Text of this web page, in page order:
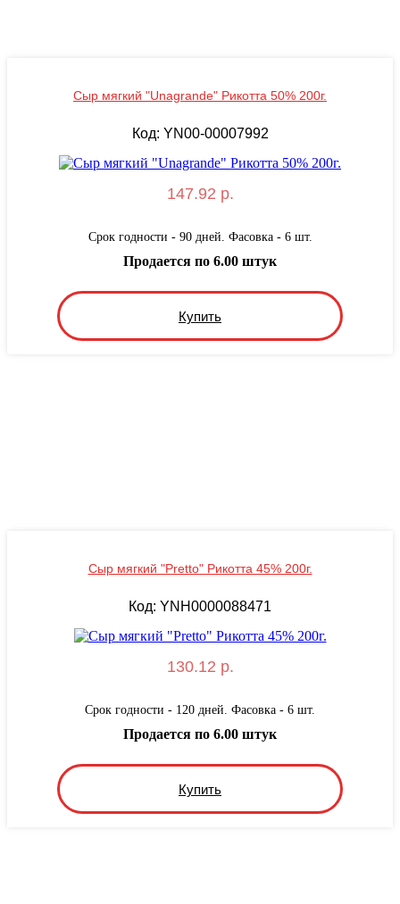
Сыр мягкий "Unagrande" Рикотта 50% 200г.
Код: YN00-00007992
147.92 р.
Срок годности - 90 дней. Фасовка - 6 шт.
Купить
Продается по 6.00 штук
Сыр мягкий "Pretto" Рикотта 45% 200г.
Код: YNН0000088471
130.12 р.
Срок годности - 120 дней. Фасовка - 6 шт.
Купить
Продается по 6.00 штук